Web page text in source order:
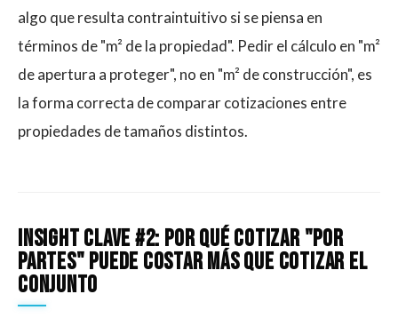
algo que resulta contraintuitivo si se piensa en
términos de "m² de la propiedad". Pedir el cálculo en "m²
de apertura a proteger", no en "m² de construcción", es
la forma correcta de comparar cotizaciones entre
propiedades de tamaños distintos.
Insight clave #2: Por qué cotizar "por
partes" puede costar más que cotizar el
conjunto